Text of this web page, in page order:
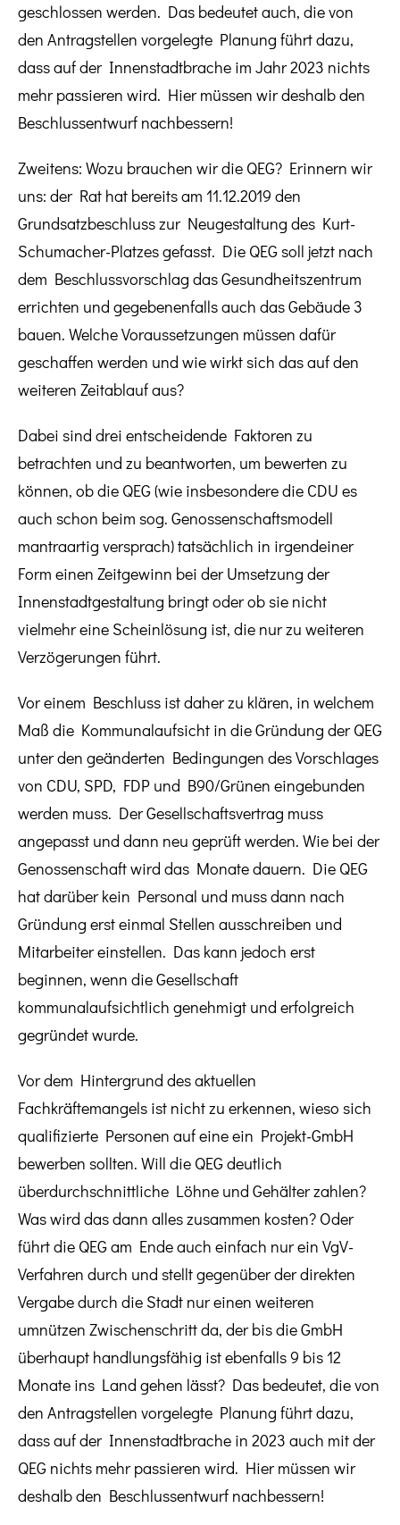
geschlossen werden. Das bedeutet auch, die von
den Antragstellen vorgelegte Planung führt dazu,
dass auf der Innenstadtbrache im Jahr 2023 nichts
mehr passieren wird. Hier müssen wir deshalb den
Beschlussentwurf nachbessern!
Zweitens: Wozu brauchen wir die QEG? Erinnern wir
uns: der Rat hat bereits am 11.12.2019 den
Grundsatzbeschluss zur Neugestaltung des Kurt-
Schumacher-Platzes gefasst. Die QEG soll jetzt nach
dem Beschlussvorschlag das Gesundheitszentrum
errichten und gegebenenfalls auch das Gebäude 3
bauen. Welche Voraussetzungen müssen dafür
geschaffen werden und wie wirkt sich das auf den
weiteren Zeitablauf aus?
Dabei sind drei entscheidende Faktoren zu
betrachten und zu beantworten, um bewerten zu
können, ob die QEG (wie insbesondere die CDU es
auch schon beim sog. Genossenschaftsmodell
mantraartig versprach) tatsächlich in irgendeiner
Form einen Zeitgewinn bei der Umsetzung der
Innenstadtgestaltung bringt oder ob sie nicht
vielmehr eine Scheinlösung ist, die nur zu weiteren
Verzögerungen führt.
Vor einem Beschluss ist daher zu klären, in welchem
Maß die Kommunalaufsicht in die Gründung der QEG
unter den geänderten Bedingungen des Vorschlages
von CDU, SPD, FDP und B90/Grünen eingebunden
werden muss. Der Gesellschaftsvertrag muss
angepasst und dann neu geprüft werden. Wie bei der
Genossenschaft wird das Monate dauern. Die QEG
hat darüber kein Personal und muss dann nach
Gründung erst einmal Stellen ausschreiben und
Mitarbeiter einstellen. Das kann jedoch erst
beginnen, wenn die Gesellschaft
kommunalaufsichtlich genehmigt und erfolgreich
gegründet wurde.
Vor dem Hintergrund des aktuellen
Fachkräftemangels ist nicht zu erkennen, wieso sich
qualifizierte Personen auf eine ein Projekt-GmbH
bewerben sollten. Will die QEG deutlich
überdurchschnittliche Löhne und Gehälter zahlen?
Was wird das dann alles zusammen kosten? Oder
führt die QEG am Ende auch einfach nur ein VgV-
Verfahren durch und stellt gegenüber der direkten
Vergabe durch die Stadt nur einen weiteren
umnützen Zwischenschritt da, der bis die GmbH
überhaupt handlungsfähig ist ebenfalls 9 bis 12
Monate ins Land gehen lässt? Das bedeutet, die von
den Antragstellen vorgelegte Planung führt dazu,
dass auf der Innenstadtbrache in 2023 auch mit der
QEG nichts mehr passieren wird. Hier müssen wir
deshalb den Beschlussentwurf nachbessern!